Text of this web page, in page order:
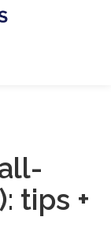
tips +